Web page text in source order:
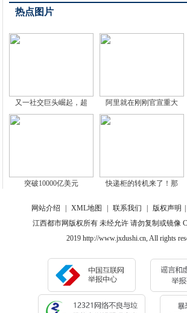
热点图片
又一社交巨头崛起，超 阿里就在刚刚官宣重大
突破10000亿美元 快递柜的转机来了！那
网站介绍 XML地图 联系我们 版权声明
江西都市网版权所有 未经允许 请勿复制或镜像
2019 http://www.jxdushi.cn, All rights